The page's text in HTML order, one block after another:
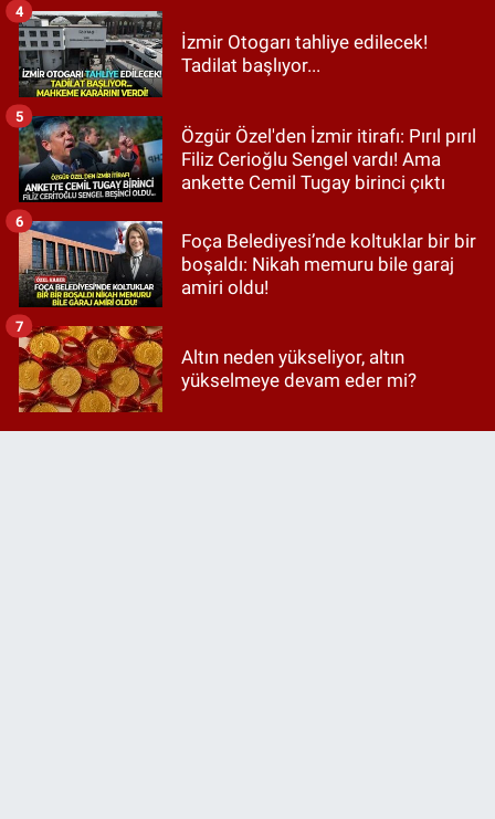
İzmir Otogarı tahliye edilecek!
Tadilat başlıyor...
4
Özgür Özel'den İzmir itirafı: Pırıl pırıl
Filiz Cerioğlu Sengel vardı! Ama
ankette Cemil Tugay birinci çıktı
5
Foça Belediyesi’nde koltuklar bir bir
boşaldı: Nikah memuru bile garaj
amiri oldu!
6
Altın neden yükseliyor, altın
yükselmeye devam eder mi?
7